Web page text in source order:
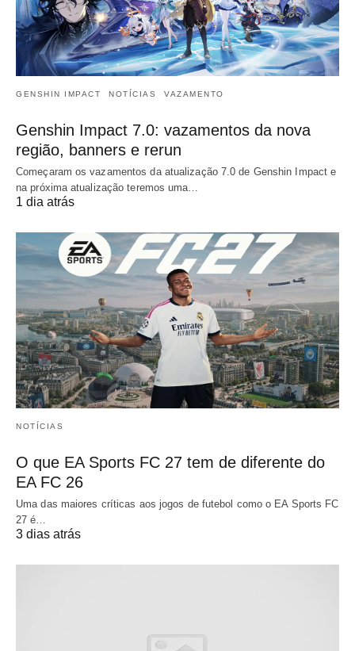
GENSHIN IMPACT NOTÍCIAS VAZAMENTO
Genshin Impact 7.0: vazamentos da nova
região, banners e rerun
Começaram os vazamentos da atualização 7.0 de Genshin Impact e
na próxima atualização teremos uma…
1 dia atrás
NOTÍCIAS
O que EA Sports FC 27 tem de diferente do
EA FC 26
Uma das maiores críticas aos jogos de futebol como o EA Sports FC
27 é…
3 dias atrás